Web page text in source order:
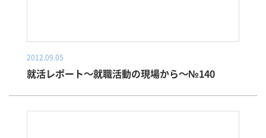
2012.09.05
就活レポート～就職活動の現場から～№140